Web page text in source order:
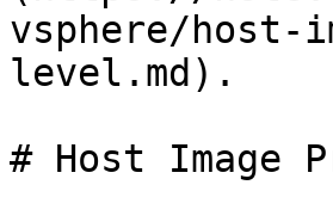
vsphere/host-
level.md).
# Host Image